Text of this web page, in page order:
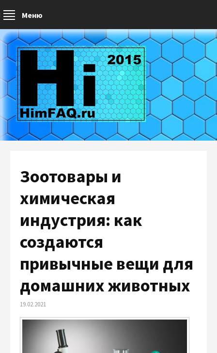
Меню
Зоотовары и
химическая
индустрия: как
создаются
привычные вещи для
домашних животных
19.02.2021